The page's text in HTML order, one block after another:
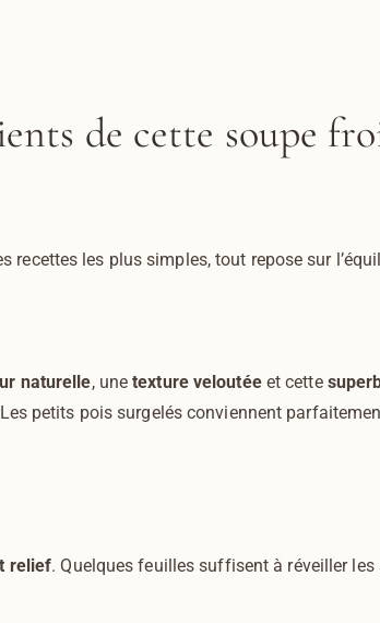
de cette soupe
recettes les plus simples, tout repose sur
naturelle, unetexture veloutéeet cette
petits pois surgelés conviennent
relief. Quelques feuilles suffisent à réveiller